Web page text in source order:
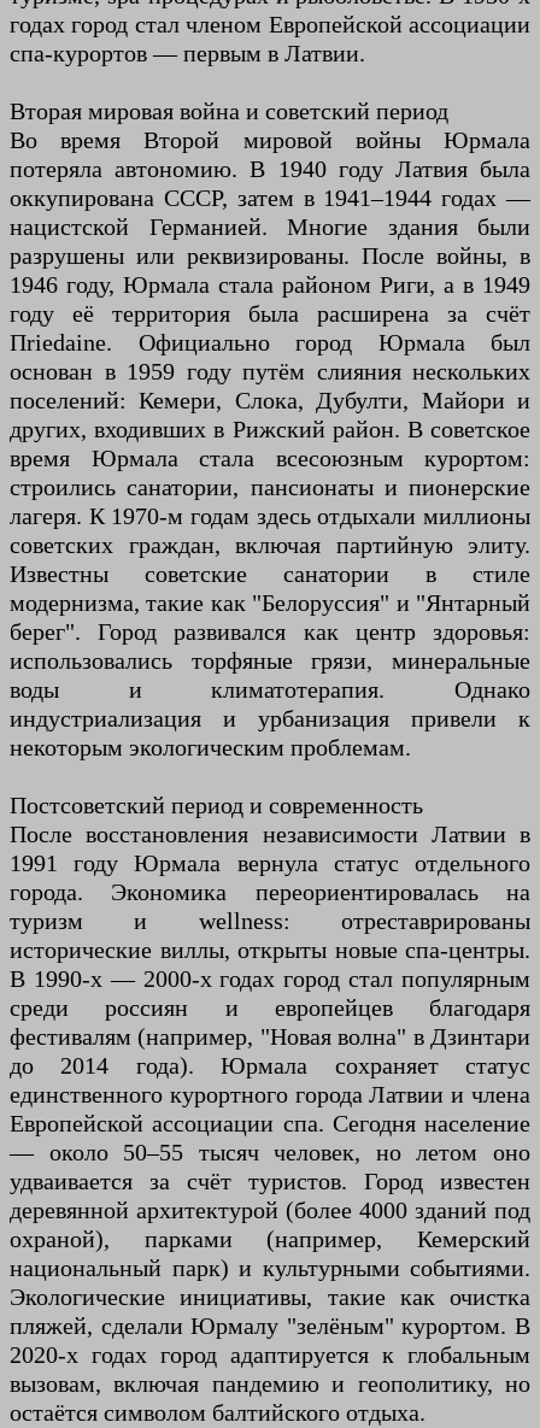
годах город стал членом Европейской ассоциации
спа-курортов — первым в Латвии.
Вторая мировая война и советский период
Во время Второй мировой войны Юрмала
потеряла автономию. В 1940 году Латвия была
оккупирована СССР, затем в 1941–1944 годах —
нацистской Германией. Многие здания были
разрушены или реквизированы. После войны, в
1946 году, Юрмала стала районом Риги, а в 1949
году её территория была расширена за счёт
Пriedaine. Официально город Юрмала был
основан в 1959 году путём слияния нескольких
поселений: Кемери, Слока, Дубулти, Майори и
других, входивших в Рижский район. В советское
время Юрмала стала всесоюзным курортом:
строились санатории, пансионаты и пионерские
лагеря. К 1970-м годам здесь отдыхали миллионы
советских граждан, включая партийную элиту.
Известны советские санатории в стиле
модернизма, такие как "Белоруссия" и "Янтарный
берег". Город развивался как центр здоровья:
использовались торфяные грязи, минеральные
воды и климатотерапия. Однако
индустриализация и урбанизация привели к
некоторым экологическим проблемам.
Постсоветский период и современность
После восстановления независимости Латвии в
1991 году Юрмала вернула статус отдельного
города. Экономика переориентировалась на
туризм и wellness: отреставрированы
исторические виллы, открыты новые спа-центры.
В 1990-х — 2000-х годах город стал популярным
среди россиян и европейцев благодаря
фестивалям (например, "Новая волна" в Дзинтари
до 2014 года). Юрмала сохраняет статус
единственного курортного города Латвии и члена
Европейской ассоциации спа. Сегодня население
— около 50–55 тысяч человек, но летом оно
удваивается за счёт туристов. Город известен
деревянной архитектурой (более 4000 зданий под
охраной), парками (например, Кемерский
национальный парк) и культурными событиями.
Экологические инициативы, такие как очистка
пляжей, сделали Юрмалу "зелёным" курортом. В
2020-х годах город адаптируется к глобальным
вызовам, включая пандемию и геополитику, но
остаётся символом балтийского отдыха.